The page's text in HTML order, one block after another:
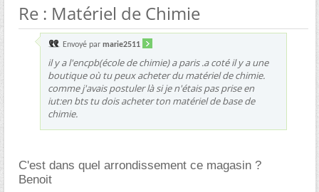
Re : Matériel de Chimie
Envoyé par marie2511
il y a l'encpb(école de chimie) a paris .a coté il y a une
boutique où tu peux acheter du matériel de chimie.
comme j'avais postuler là si je n'étais pas prise en
iut:en bts tu dois acheter ton matériel de base de
chimie.
C'est dans quel arrondissement ce magasin ?
Benoit